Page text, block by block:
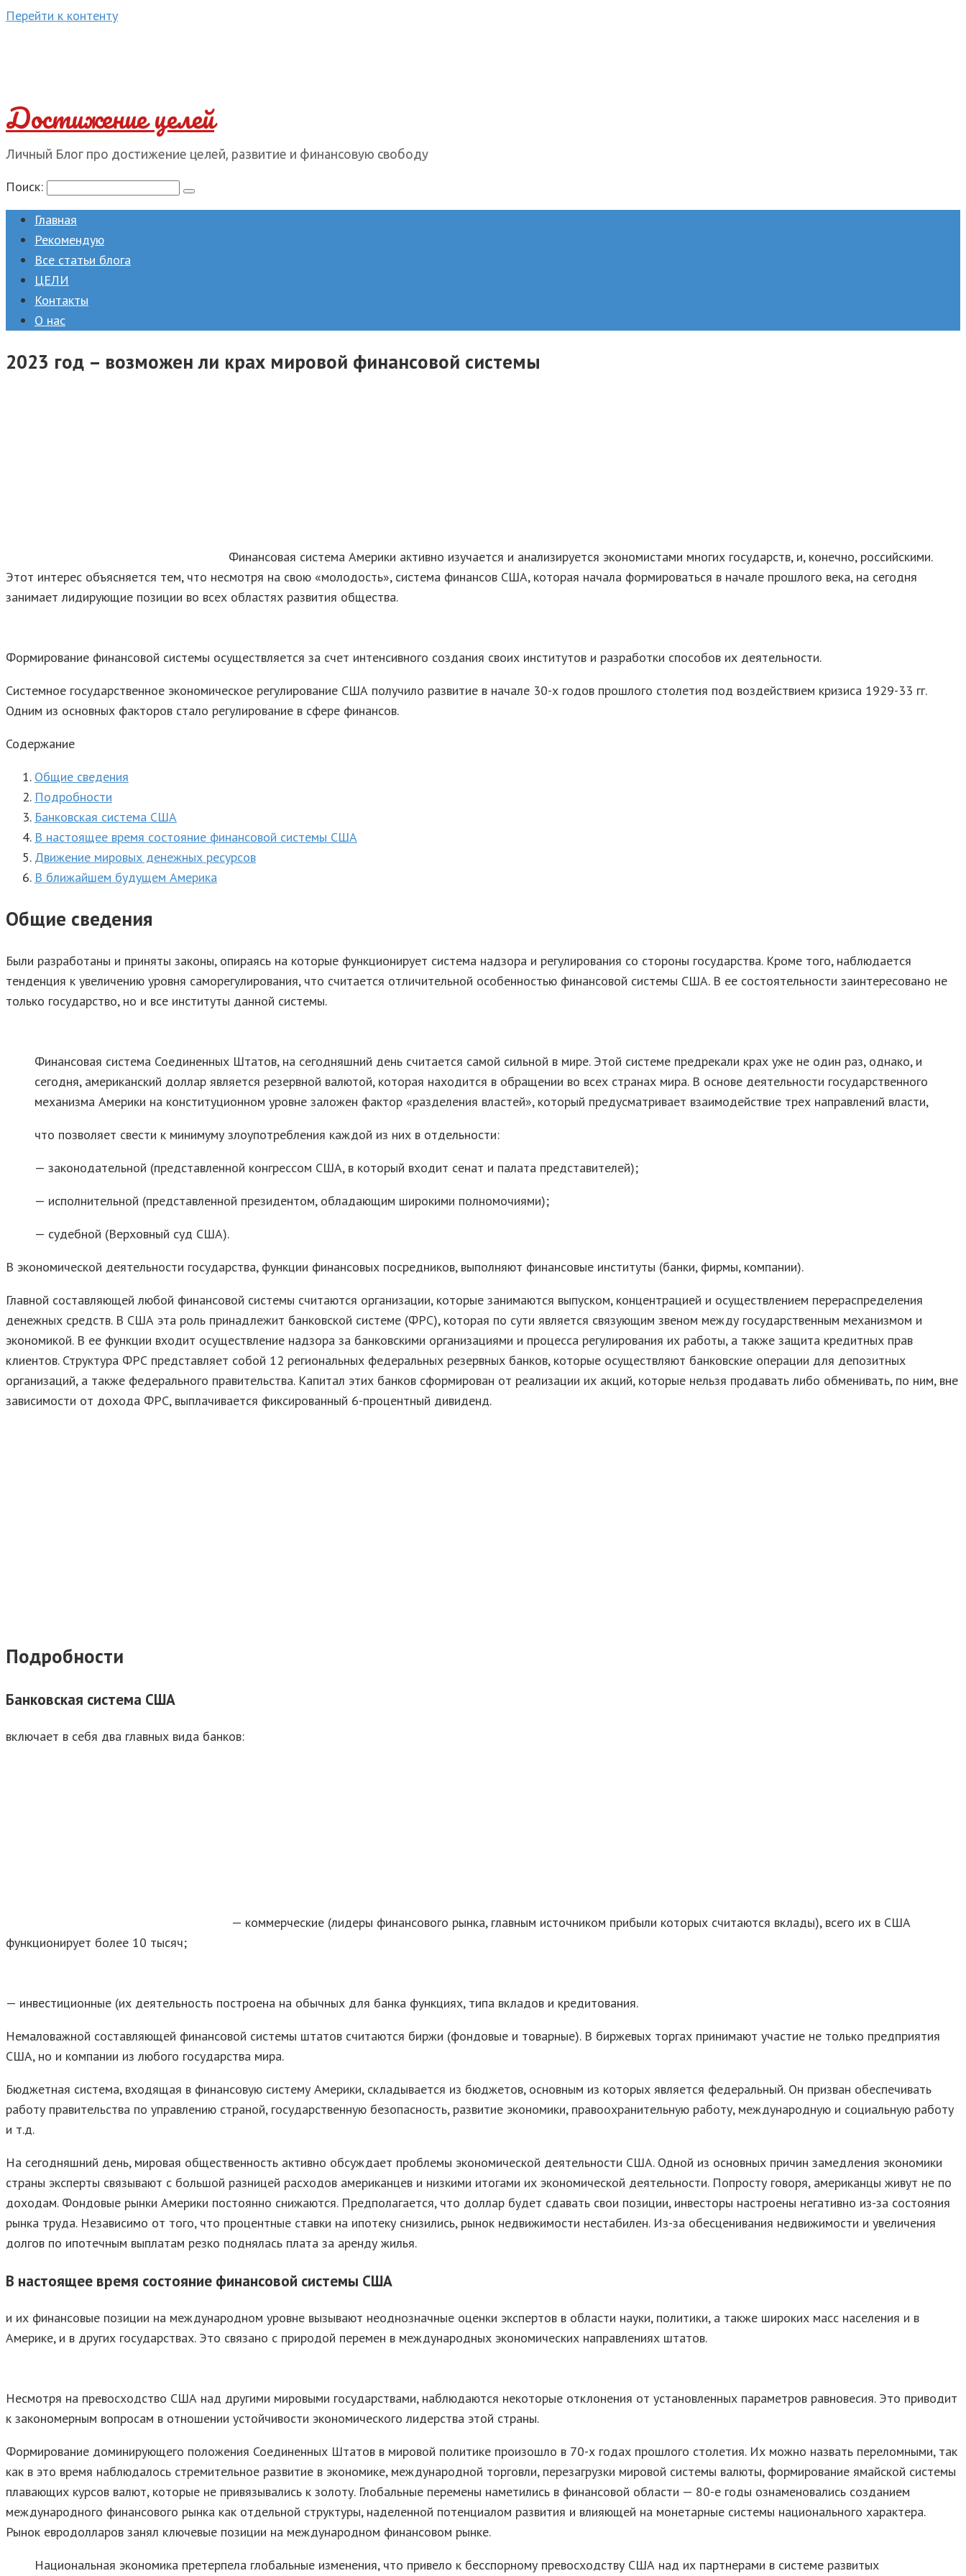
Перейти к контенту
Достижение целей
Личный Блог про достижение целей, развитие и финансовую свободу
Поиск:
Главная
Рекомендую
Все статьи блога
ЦЕЛИ
Контакты
О нас
2023 год – возможен ли крах мировой финансовой системы
Финансовая система Америки активно изучается и анализируется экономистами многих государств, и, конечно, российскими.
Этот интерес объясняется тем, что несмотря на свою «молодость», система финансов США, которая начала формироваться в начале прошлого века, на сегодня
занимает лидирующие позиции во всех областях развития общества.
Формирование финансовой системы осуществляется за счет интенсивного создания своих институтов и разработки способов их деятельности.
Системное государственное экономическое регулирование США получило развитие в начале 30-х годов прошлого столетия под воздействием кризиса 1929-33 гг.
Одним из основных факторов стало регулирование в сфере финансов.
Содержание
Общие сведения
Подробности
Банковская система США
В настоящее время состояние финансовой системы США
Движение мировых денежных ресурсов
В ближайшем будущем Америка
Общие сведения
Были разработаны и приняты законы, опираясь на которые функционирует система надзора и регулирования со стороны государства. Кроме того, наблюдается
тенденция к увеличению уровня саморегулирования, что считается отличительной особенностью финансовой системы США. В ее состоятельности заинтересовано не
только государство, но и все институты данной системы.
Финансовая система Соединенных Штатов, на сегодняшний день считается самой сильной в мире. Этой системе предрекали крах уже не один раз, однако, и
сегодня, американский доллар является резервной валютой, которая находится в обращении во всех странах мира. В основе деятельности государственного
механизма Америки на конституционном уровне заложен фактор «разделения властей», который предусматривает взаимодействие трех направлений власти,
что позволяет свести к минимуму злоупотребления каждой из них в отдельности:
— законодательной (представленной конгрессом США, в который входит сенат и палата представителей);
— исполнительной (представленной президентом, обладающим широкими полномочиями);
— судебной (Верховный суд США).
В экономической деятельности государства, функции финансовых посредников, выполняют финансовые институты (банки, фирмы, компании).
Главной составляющей любой финансовой системы считаются организации, которые занимаются выпуском, концентрацией и осуществлением перераспределения
денежных средств. В США эта роль принадлежит банковской системе (ФРС), которая по сути является связующим звеном между государственным механизмом и
экономикой. В ее функции входит осуществление надзора за банковскими организациями и процесса регулирования их работы, а также защита кредитных прав
клиентов. Структура ФРС представляет собой 12 региональных федеральных резервных банков, которые осуществляют банковские операции для депозитных
организаций, а также федерального правительства. Капитал этих банков сформирован от реализации их акций, которые нельзя продавать либо обменивать, по ним, вне
зависимости от дохода ФРС, выплачивается фиксированный 6-процентный дивиденд.
Подробности
Банковская система США
включает в себя два главных вида банков:
— коммерческие (лидеры финансового рынка, главным источником прибыли которых считаются вклады), всего их в США
функционирует более 10 тысяч;
— инвестиционные (их деятельность построена на обычных для банка функциях, типа вкладов и кредитования.
Немаловажной составляющей финансовой системы штатов считаются биржи (фондовые и товарные). В биржевых торгах принимают участие не только предприятия
США, но и компании из любого государства мира.
Бюджетная система, входящая в финансовую систему Америки, складывается из бюджетов, основным из которых является федеральный. Он призван обеспечивать
работу правительства по управлению страной, государственную безопасность, развитие экономики, правоохранительную работу, международную и социальную работу
и т.д.
На сегодняшний день, мировая общественность активно обсуждает проблемы экономической деятельности США. Одной из основных причин замедления экономики
страны эксперты связывают с большой разницей расходов американцев и низкими итогами их экономической деятельности. Попросту говоря, американцы живут не по
доходам. Фондовые рынки Америки постоянно снижаются. Предполагается, что доллар будет сдавать свои позиции, инвесторы настроены негативно из-за состояния
рынка труда. Независимо от того, что процентные ставки на ипотеку снизились, рынок недвижимости нестабилен. Из-за обесценивания недвижимости и увеличения
долгов по ипотечным выплатам резко поднялась плата за аренду жилья.
В настоящее время состояние финансовой системы США
и их финансовые позиции на международном уровне вызывают неоднозначные оценки экспертов в области науки, политики, а также широких масс населения и в
Америке, и в других государствах. Это связано с природой перемен в международных экономических направлениях штатов.
Несмотря на превосходство США над другими мировыми государствами, наблюдаются некоторые отклонения от установленных параметров равновесия. Это приводит
к закономерным вопросам в отношении устойчивости экономического лидерства этой страны.
Формирование доминирующего положения Соединенных Штатов в мировой политике произошло в 70-х годах прошлого столетия. Их можно назвать переломными, так
как в это время наблюдалось стремительное развитие в экономике, международной торговли, перезагрузки мировой системы валюты, формирование ямайской системы
плавающих курсов валют, которые не привязывались к золоту. Глобальные перемены наметились в финансовой области — 80-е годы ознаменовались созданием
международного финансового рынка как отдельной структуры, наделенной потенциалом развития и влияющей на монетарные системы национального характера.
Рынок евродолларов занял ключевые позиции на международном финансовом рынке.
Национальная экономика претерпела глобальные изменения, что привело к бесспорному превосходству США над их партнерами в системе развитых